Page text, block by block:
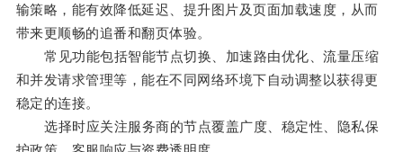
输策略，能有效降低延迟、提升图片及页面加载速度，从而
带来更顺畅的追番和翻页体验。
常见功能包括智能节点切换、加速路由优化、流量压缩
和并发请求管理等，能在不同网络环境下自动调整以获得更
稳定的连接。
选择时应关注服务商的节点覆盖广度、稳定性、隐私保